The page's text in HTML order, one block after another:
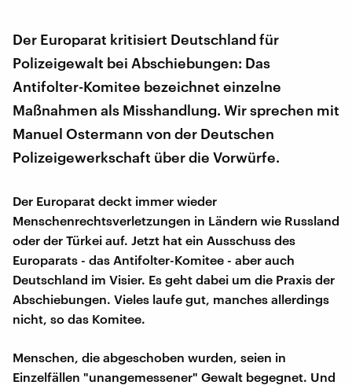
Der Europarat kritisiert Deutschland für
Polizeigewalt bei Abschiebungen: Das
Antifolter-Komitee bezeichnet einzelne
Maßnahmen als Misshandlung. Wir sprechen mit
Manuel Ostermann von der Deutschen
Polizeigewerkschaft über die Vorwürfe.
Der Europarat deckt immer wieder
Menschenrechtsverletzungen in Ländern wie Russland
oder der Türkei auf. Jetzt hat ein Ausschuss des
Europarats - das Antifolter-Komitee - aber auch
Deutschland im Visier. Es geht dabei um die Praxis der
Abschiebungen. Vieles laufe gut, manches allerdings
nicht, so das Komitee.
Menschen, die abgeschoben wurden, seien in
Einzelfällen "unangemessener" Gewalt begegnet. Und